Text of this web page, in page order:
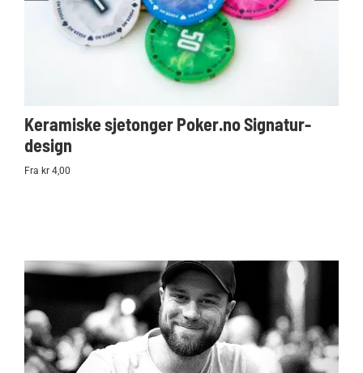
Keramiske sjetonger Poker.no Signatur-
design
Fra kr 4,00